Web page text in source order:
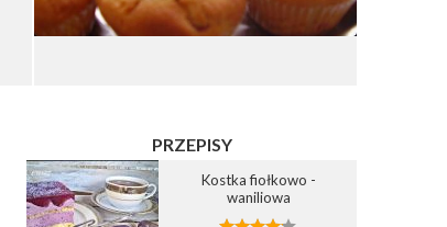
PRZEPISY
Kostka fiołkowo -
waniliowa